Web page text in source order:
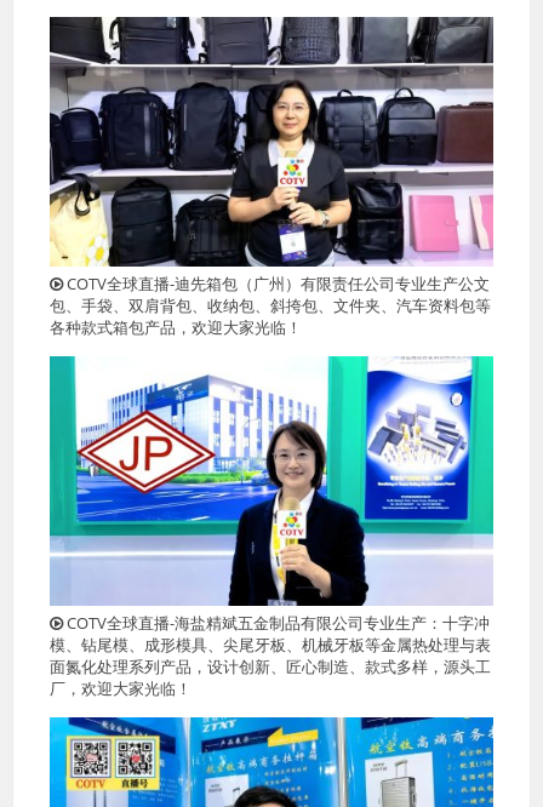
COTV全球直播-迪先箱包（广州）有限责任公司专业生产公文
包、手袋、双肩背包、收纳包、斜挎包、文件夹、汽车资料包等
各种款式箱包产品，欢迎大家光临！
COTV全球直播-海盐精斌五金制品有限公司专业生产：十字冲
模、钻尾模、成形模具、尖尾牙板、机械牙板等金属热处理与表
面氮化处理系列产品，设计创新、匠心制造、款式多样，源头工
厂，欢迎大家光临！